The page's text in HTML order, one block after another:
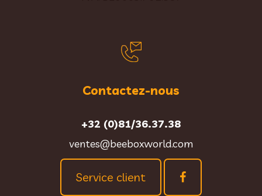
Contactez-nous
+32 (0)81/36.37.38
ventes@beeboxworld.com
Service client